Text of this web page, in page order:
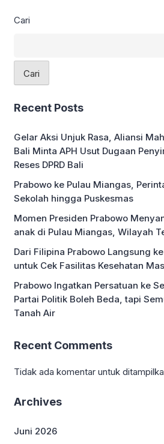
Cari
Cari
Recent Posts
Gelar Aksi Unjuk Rasa, Aliansi
Bali Minta APH Usut Dugaan
Reses DPRD Bali
Prabowo ke Pulau Miangas,
Sekolah hingga Puskesmas
Momen Presiden Prabowo
anak di Pulau Miangas, Wilayah
Dari Filipina Prabowo Langsung
untuk Cek Fasilitas Kesehatan
Prabowo Ingatkan Persatuan ke
Partai Politik Boleh Beda, tapi
Tanah Air
Recent Comments
Tidak ada komentar untuk
Archives
Juni 2026